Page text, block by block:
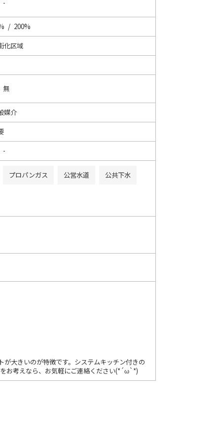
-
/ 200%
化区域
媒介
-
プロパンガス 公営水道 公共下水
大きいのが特徴です。システムキッチン付きの
お考えなら、お気軽にご連絡ください(*´ω`*)